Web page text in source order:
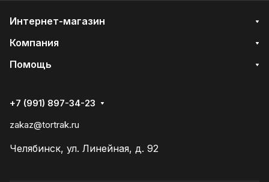
Интернет-магазин
Компания
Помощь
+7 (991) 897-34-23
zakaz@tortrak.ru
Челябинск, ул. Линейная, д. 92